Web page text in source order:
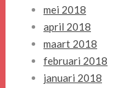
mei 2018
april 2018
maart 2018
februari 2018
januari 2018